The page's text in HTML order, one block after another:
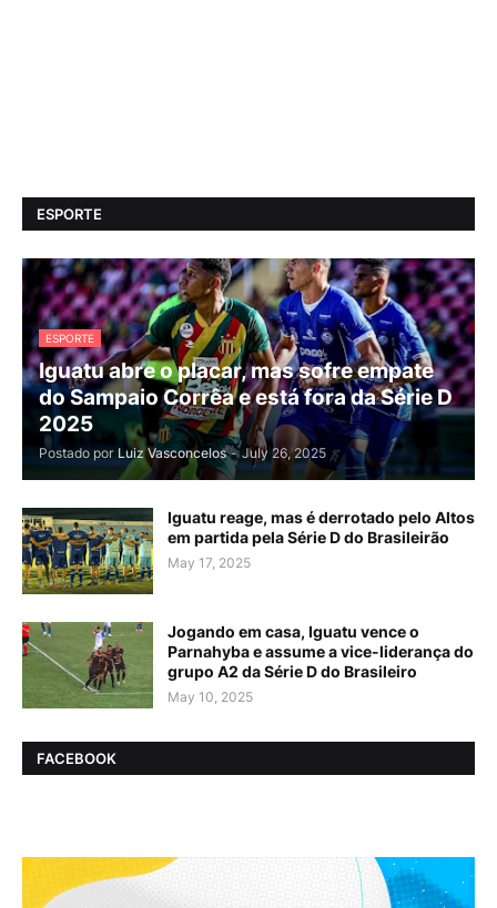
ESPORTE
ESPORTE
Iguatu abre o placar, mas sofre empate
do Sampaio Corrêa e está fora da Série D
2025
Postado por Luiz Vasconcelos - July 26, 2025
Iguatu reage, mas é derrotado pelo Altos
em partida pela Série D do Brasileirão
May 17, 2025
Jogando em casa, Iguatu vence o
Parnahyba e assume a vice-liderança do
grupo A2 da Série D do Brasileiro
May 10, 2025
FACEBOOK